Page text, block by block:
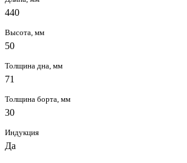
440
Высота, мм
50
Толщина дна, мм
71
Толщина борта, мм
30
Индукция
Да